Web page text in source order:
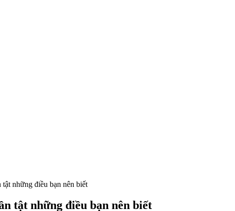
những điều bạn nên biết
tật những điều bạn nên biết